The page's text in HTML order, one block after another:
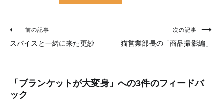
投
稿
ビ
ゲ
前の記事
スパイスと一緒に来た更紗
次の記事
猫営業部長の「商品撮影編」
「 ブランケットが大変身」への3件のフィードバ
ック